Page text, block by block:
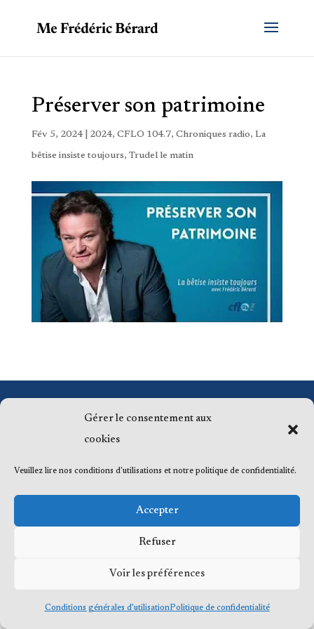
Gérer le consentement aux
cookies
Veuillez lire nos conditions d'utilisations et notre politique de confidentialité.
Accepter
Refuser
Voir les préférences
Conditions générales d’utilisationPolitique de confidentialité
Préserver son patrimoine
Fév 5, 2024| 2024, CFLO 104.7, Chroniques radio, La
bêtise insiste toujours, Trudel le matin
© 2023 Me Frédéric Bérard, tous droits